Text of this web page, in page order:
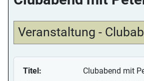
Veranstaltung -
Titel:
Clubabend mit